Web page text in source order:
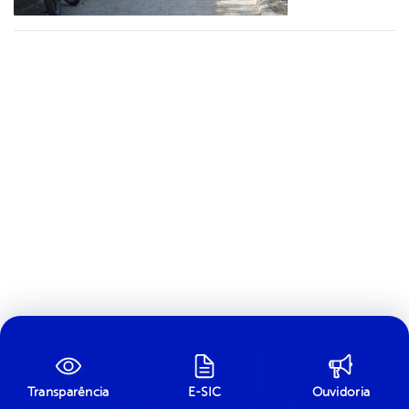
Transparência E-SIC Ouvidoria